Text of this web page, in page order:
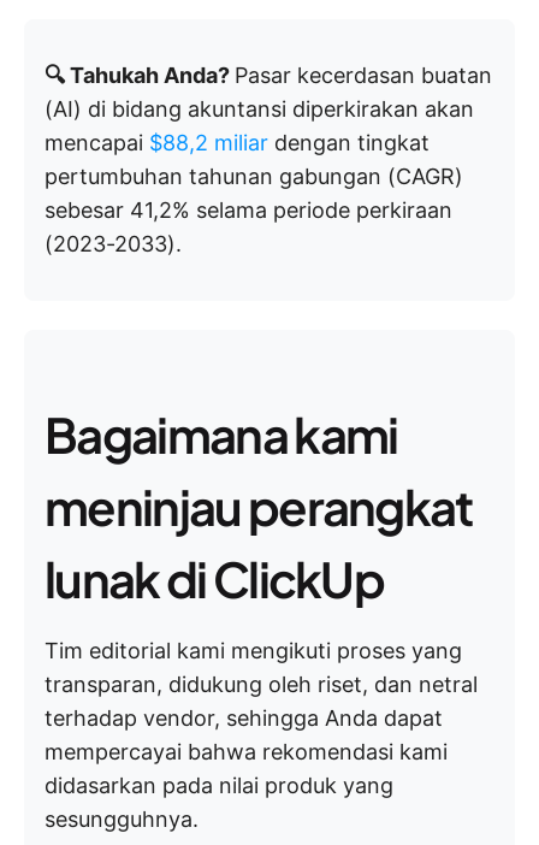
🔍 Tahukah Anda? Pasar kecerdasan buatan
(AI) di bidang akuntansi diperkirakan akan
mencapai $88,2 miliar dengan tingkat
pertumbuhan tahunan gabungan (CAGR)
sebesar 41,2% selama periode perkiraan
(2023-2033).
Bagaimana kami
meninjau perangkat
lunak di ClickUp
Tim editorial kami mengikuti proses yang
transparan, didukung oleh riset, dan netral
terhadap vendor, sehingga Anda dapat
mempercayai bahwa rekomendasi kami
didasarkan pada nilai produk yang
sesungguhnya.